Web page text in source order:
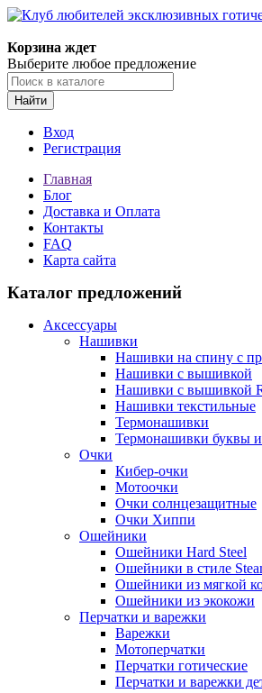
Корзина ждет
Выберите любое предложение
Найти
Вход
Регистрация
Главная
Блог
Доставка и Оплата
Контакты
FAQ
Карта сайта
Каталог предложений
Аксессуары
Нашивки
Нашивки на спину с
Нашивки с вышивкой
Нашивки с вышивкой
Нашивки текстильные
Термонашивки
Термонашивки буквы
Очки
Кибер-очки
Мотоочки
Очки солнцезащитные
Очки Хиппи
Ошейники
Ошейники Hard Steel
Ошейники в стиле
Ошейники из мягкой
Ошейники из экокожи
Перчатки и варежки
Варежки
Мотоперчатки
Перчатки готические
Перчатки и варежки